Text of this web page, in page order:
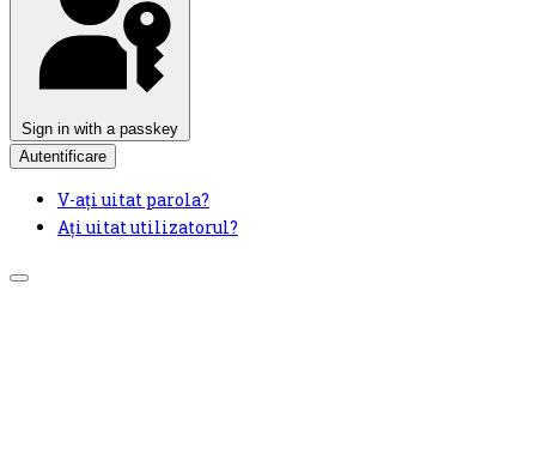
Sign in with a passkey
Autentificare
V-ați uitat parola?
Ați uitat utilizatorul?